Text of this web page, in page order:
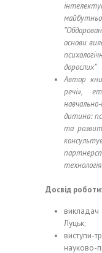
основи
дорослих”
Автор
речі»,
дитина:
та
Досвід роботи:
Луцьк;
виступи-
науково-